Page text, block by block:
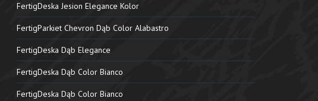
FertigDeska Jesion Elegance Kolor
FertigParkiet Chevron Dąb Color Alabastro
FertigDeska Dąb Elegance
FertigDeska Dąb Color Bianco
FertigDeska Dąb Color Bianco